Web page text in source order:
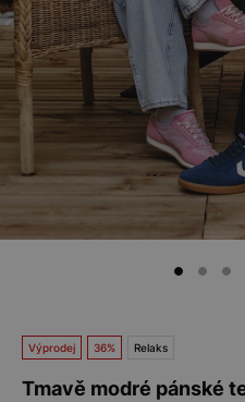
Výprodej 36% Relaks
Tmavě modré pánské